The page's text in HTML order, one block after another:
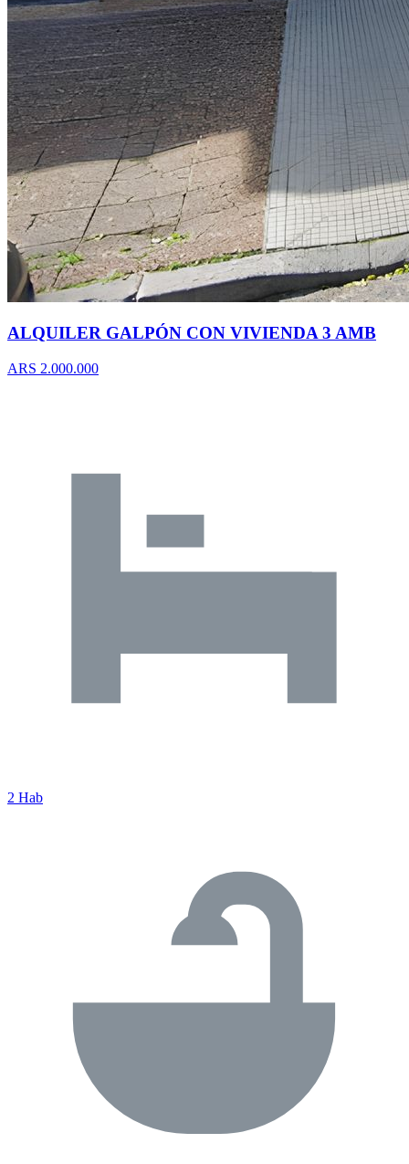
ALQUILER GALPÓN CON VIVIENDA 3 AMB
ARS 2.000.000
2 Hab